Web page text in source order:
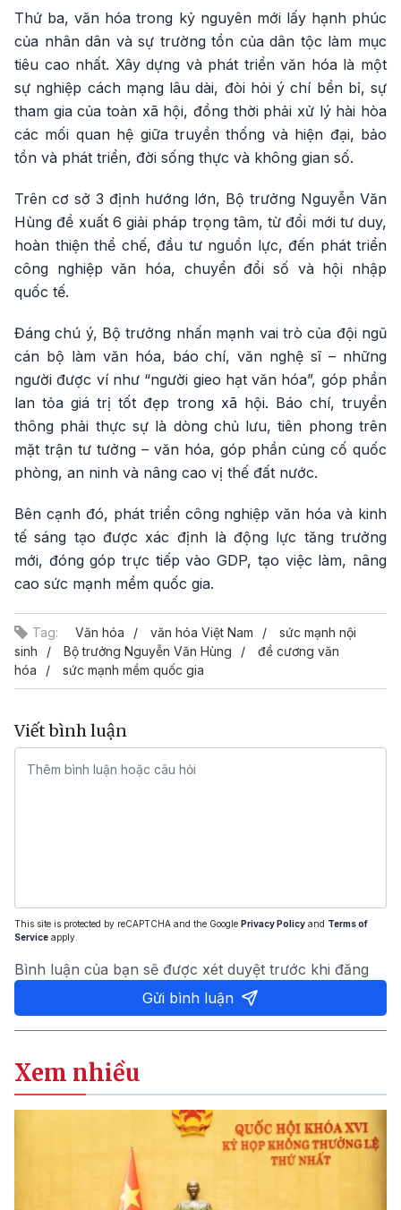
Thứ ba, văn hóa trong kỷ nguyên mới lấy hạnh phúc
của nhân dân và sự trường tồn của dân tộc làm mục
tiêu cao nhất. Xây dựng và phát triển văn hóa là một
sự nghiệp cách mạng lâu dài, đòi hỏi ý chí bền bỉ, sự
tham gia của toàn xã hội, đồng thời phải xử lý hài hòa
các mối quan hệ giữa truyền thống và hiện đại, bảo
tồn và phát triển, đời sống thực và không gian số.
Trên cơ sở 3 định hướng lớn, Bộ trưởng Nguyễn Văn
Hùng đề xuất 6 giải pháp trọng tâm, từ đổi mới tư duy,
hoàn thiện thể chế, đầu tư nguồn lực, đến phát triển
công nghiệp văn hóa, chuyển đổi số và hội nhập
quốc tế.
Đáng chú ý, Bộ trưởng nhấn mạnh vai trò của đội ngũ
cán bộ làm văn hóa, báo chí, văn nghệ sĩ – những
người được ví như “người gieo hạt văn hóa”, góp phần
lan tỏa giá trị tốt đẹp trong xã hội. Báo chí, truyền
thông phải thực sự là dòng chủ lưu, tiên phong trên
mặt trận tư tưởng – văn hóa, góp phần củng cố quốc
phòng, an ninh và nâng cao vị thế đất nước.
Bên cạnh đó, phát triển công nghiệp văn hóa và kinh
tế sáng tạo được xác định là động lực tăng trưởng
mới, đóng góp trực tiếp vào GDP, tạo việc làm, nâng
cao sức mạnh mềm quốc gia.
Tag: Văn hóa văn hóa Việt Nam
sức mạnh nội
sinh
Bộ trưởng Nguyễn Văn Hùng
đề cương văn
hóa
sức mạnh mềm quốc gia
Viết bình luận
This site is protected by reCAPTCHA and the Google Privacy Policy and Terms of
Service apply.
Bình luận của bạn sẽ được xét duyệt trước khi đăng
Gửi bình luận
Xem nhiều